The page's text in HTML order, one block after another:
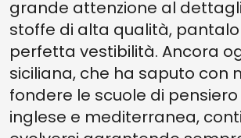
grande attenzione al
stoffe di alta qualità,
perfetta vestibilità. Ancora
siciliana, che ha saputo con
fondere le scuole di
inglese e mediterranea,